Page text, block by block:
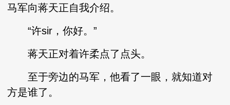
马军向蒋天正自我介绍。
“许sir，你好。”
蒋天正对着许柔点了点头。
至于旁边的马军，他看了一眼，就知道对
方是谁了。